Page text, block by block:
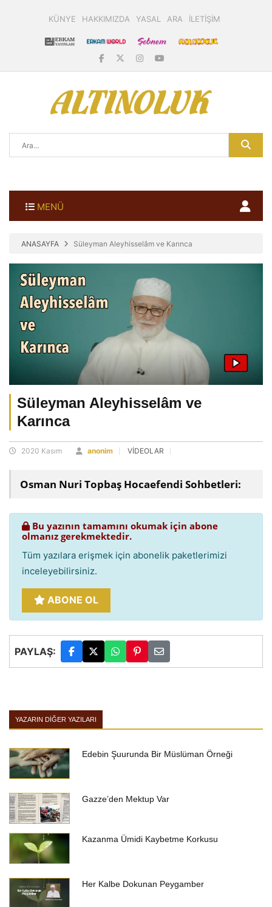
KÜNYE HAKKIMIZDA YASAL ARA İLETİŞİM
MENÜ
ANASAYFA Süleyman Aleyhisselâm ve Karınca
Süleyman Aleyhisselâm ve
Karınca
2020 Kasım anonim VİDEOLAR
Osman Nuri Topbaş Hocaefendi Sohbetleri:
Bu yazının tamamını okumak için abone
olmanız gerekmektedir.
Tüm yazılara erişmek için abonelik paketlerimizi
inceleyebilirsiniz.
ABONE OL
PAYLAŞ:
YAZARIN DIĞER YAZILARI
Edebin Şuurunda Bir Müslüman Örneği
Gazze’den Mektup Var
Kazanma Ümidi Kaybetme Korkusu
Her Kalbe Dokunan Peygamber